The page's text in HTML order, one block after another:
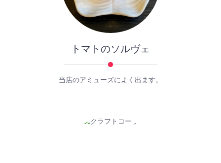
トマトのソルヴェ
当店のアミューズによく出ます。